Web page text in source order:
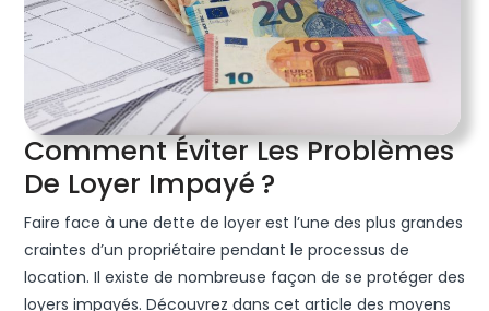
Comment Éviter Les Problèmes
De Loyer Impayé ?
Éviter
Les
Problèmes
Faire face à une dette de loyer est l’une des plus grandes
craintes d’un propriétaire pendant le processus de
location. Il existe de nombreuse façon de se protéger des
loyers impayés. Découvrez dans cet article des moyens